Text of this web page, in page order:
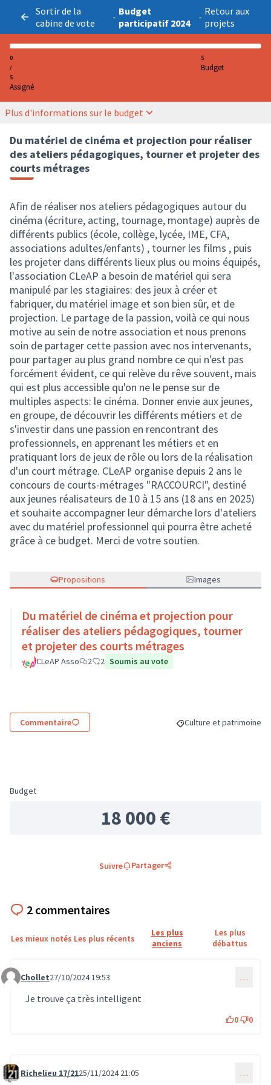
Sortir de la
cabine de vote
- Budget
participatif 2024
- Retour aux
projets
0
/
5
Assigné
5
Budget
Plus d'informations sur le budget
Du matériel de cinéma et projection pour réaliser
des ateliers pédagogiques, tourner et projeter des
courts métrages
Afin de réaliser nos ateliers pédagogiques autour du
cinéma (écriture, acting, tournage, montage) auprès de
différents publics (école, collège, lycée, IME, CFA,
associations adultes/enfants) , tourner les films , puis
les projeter dans différents lieux plus ou moins équipés,
l'association CLeAP a besoin de matériel qui sera
manipulé par les stagiaires: des jeux à créer et
fabriquer, du matériel image et son bien sûr, et de
projection. Le partage de la passion, voilà ce qui nous
motive au sein de notre association et nous prenons
soin de partager cette passion avec nos intervenants,
pour partager au plus grand nombre ce qui n'est pas
forcément évident, ce qui relève du rêve souvent, mais
qui est plus accessible qu'on ne le pense sur de
multiples aspects: le cinéma. Donner envie aux jeunes,
en groupe, de découvrir les différents métiers et de
s'investir dans une passion en rencontrant des
professionnels, en apprenant les métiers et en
pratiquant lors de jeux de rôle ou lors de la réalisation
d'un court métrage. CLeAP organise depuis 2 ans le
concours de courts-métrages "RACCOURCI", destiné
aux jeunes réalisateurs de 10 à 15 ans (18 ans en 2025)
et souhaite accompagner leur démarche lors d'ateliers
avec du matériel professionnel qui pourra être acheté
grâce à ce budget. Merci de votre soutien.
Propositions Images
Du matériel de cinéma et projection pour
réaliser des ateliers pédagogiques, tourner
et projeter des courts métrages
CLeAP Asso 2 2 Soumis au vote
Commentaire Filtrer les résultats de
Culture et patrimoine
Budget
18 000 €
Suivre Partager
2 commentaires
Les mieux notés Les plus récents
Les plus
anciens
Les plus
débattus
Commentaire 849
Chollet27/10/2024 19:53 …
Je trouve ça très intelligent
0 0
Commentaire 1375
Richelieu 17/2125/11/2024 21:05 …